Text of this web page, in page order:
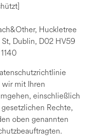
Huckletree
Dublin, D02 HV59
wir mit Ihren
einschließlich
Rechte,
oben genannten